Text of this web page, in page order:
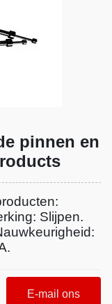
pinnen en
Slijpen.
E-mail ons